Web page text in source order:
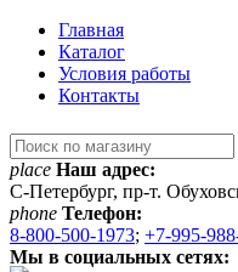
Главная
Каталог
Условия работы
Контакты
place Наш адрес:
С-Петербург, пр-т.
phone Телефон:
8-800-500-1973; +7-995-
Мы в социальных сетях: